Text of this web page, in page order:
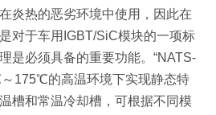
热的恶劣环境中使用，因此在
对于车用IGBT/SiC模块的一项标
是必须具备的重要功能。“NATS-
175℃的高温环境下实现静态特
槽和常温冷却槽，可根据不同模